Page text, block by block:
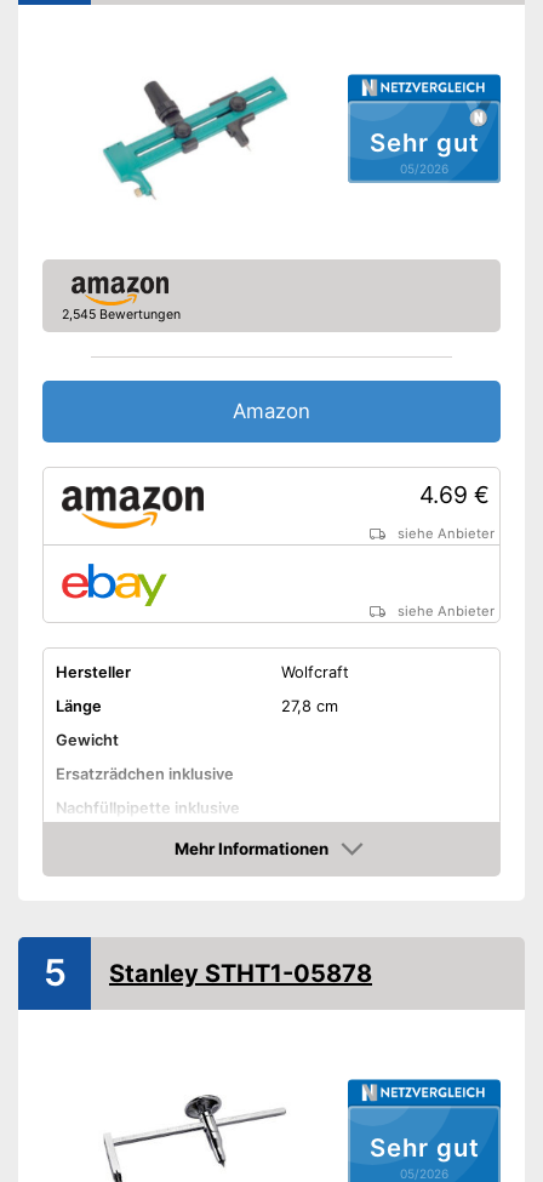
Sehr gut
05/2026
2,545 Bewertungen
Amazon
4.69 €
siehe Anbieter
siehe Anbieter
Hersteller
Wolfcraft
Länge
27,8 cm
Gewicht
Ersatzrädchen inklusive
Nachfüllpipette inklusive
Amazon Lieferzeit
siehe Anbieter
Mehr Informationen
Amazon
Sehr gut
05/2026
5 Stanley STHT1-05878